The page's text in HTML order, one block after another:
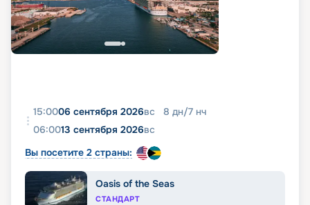
15:0006 сентября 2026вс 8 дн/7 нч
06:0013 сентября 2026вс
Вы посетите 2 страны:
Oasis of the Seas
СТАНДАРТ